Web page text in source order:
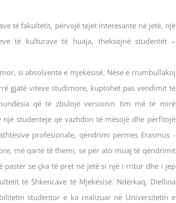
të fakultetit, përvojë tejet interesante në jetë, një
të kulturave të huaja, theksojnë studentët –
si absolvente e mjekësisë. Nëse e rrumbullakoj
gjatë viteve studimore, kuptohet pas vendimit të
që të zbulojë versionin tim më të mirë
studenteje që vazhdon të mësojë dhe përfitojë
profesionale, qëndrimi përmes Erasmus -
më qartë të themi, se për ato muaj të qëndrimit
se çka të pret në jetë si një i rritur dhe i jep
të Shkencave të Mjekësisë. Ndërkaq, Diellina
studentor e ka realizuar në Universitetin e